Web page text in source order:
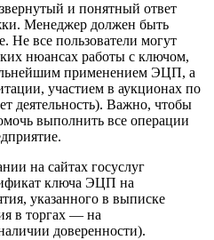
и понятный ответ
Менеджер должен быть
Не все пользователи могут
нюансах работы с ключом,
применением ЭЦП, а
участием в аукционах по
деятельность). Важно, чтобы
выполнить все операции
на сайтах госуслуг
ключа ЭЦП на
указанного в выписке
в торгах — на
доверенности).